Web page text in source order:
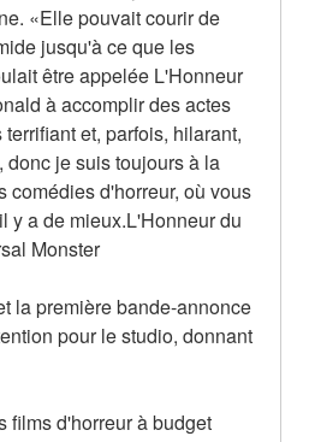
«Elle pouvait courir de
jusqu'à ce que les
être appelée L'Honneur
à accomplir des actes
et, parfois, hilarant,
donc je suis toujours à la
comédies d'horreur, où vous
y a de mieux.L'Honneur du
Monster
la première bande-annonce
pour le studio, donnant
films d'horreur à budget